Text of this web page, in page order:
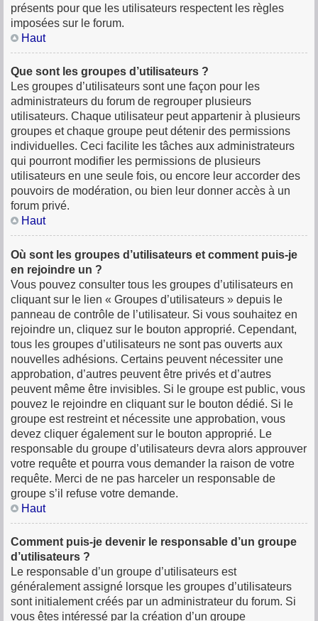
présents pour que les utilisateurs respectent les règles
imposées sur le forum.
Haut
Que sont les groupes d’utilisateurs ?
Les groupes d’utilisateurs sont une façon pour les
administrateurs du forum de regrouper plusieurs
utilisateurs. Chaque utilisateur peut appartenir à plusieurs
groupes et chaque groupe peut détenir des permissions
individuelles. Ceci facilite les tâches aux administrateurs
qui pourront modifier les permissions de plusieurs
utilisateurs en une seule fois, ou encore leur accorder des
pouvoirs de modération, ou bien leur donner accès à un
forum privé.
Haut
Où sont les groupes d’utilisateurs et comment puis-je
en rejoindre un ?
Vous pouvez consulter tous les groupes d’utilisateurs en
cliquant sur le lien « Groupes d’utilisateurs » depuis le
panneau de contrôle de l’utilisateur. Si vous souhaitez en
rejoindre un, cliquez sur le bouton approprié. Cependant,
tous les groupes d’utilisateurs ne sont pas ouverts aux
nouvelles adhésions. Certains peuvent nécessiter une
approbation, d’autres peuvent être privés et d’autres
peuvent même être invisibles. Si le groupe est public, vous
pouvez le rejoindre en cliquant sur le bouton dédié. Si le
groupe est restreint et nécessite une approbation, vous
devez cliquer également sur le bouton approprié. Le
responsable du groupe d’utilisateurs devra alors approuver
votre requête et pourra vous demander la raison de votre
requête. Merci de ne pas harceler un responsable de
groupe s’il refuse votre demande.
Haut
Comment puis-je devenir le responsable d’un groupe
d’utilisateurs ?
Le responsable d’un groupe d’utilisateurs est
généralement assigné lorsque les groupes d’utilisateurs
sont initialement créés par un administrateur du forum. Si
vous êtes intéressé par la création d’un groupe